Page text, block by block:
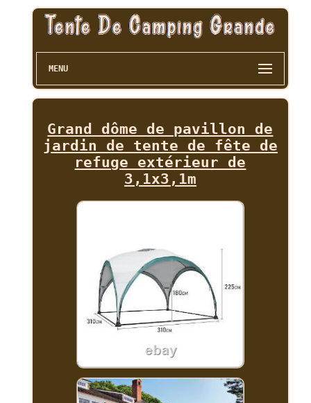
MENU
Grand dôme de pavillon de
jardin de tente de fête de
refuge extérieur de
3,1x3,1m